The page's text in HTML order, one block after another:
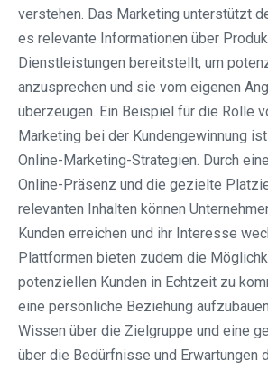
verstehen. Das Marketing unterstützt
es relevante Informationen über
Dienstleistungen bereitstellt, um
anzusprechen und sie vom eigenen
überzeugen. Ein Beispiel für die Rolle
Marketing bei der Kundengewinnung
Online-Marketing-Strategien. Durch
Online-Präsenz und die gezielte
relevanten Inhalten können
Kunden erreichen und ihr Interesse
Plattformen bieten zudem die
potenziellen Kunden in Echtzeit zu
eine persönliche Beziehung
Wissen über die Zielgruppe und eine
über die Bedürfnisse und Erwartungen